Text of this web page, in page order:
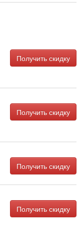
Получить скидку
Получить скидку
Получить скидку
Получить скидку